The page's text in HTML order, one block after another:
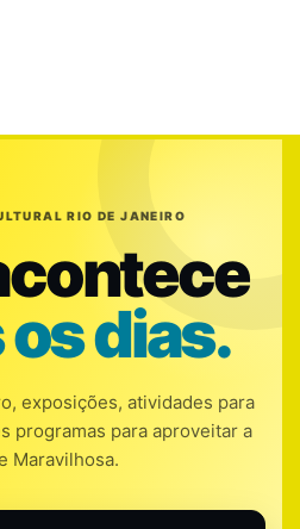
RIO DE JANEIRO
dias.
exposições, atividades para
programas para aproveitar a
Maravilhosa.